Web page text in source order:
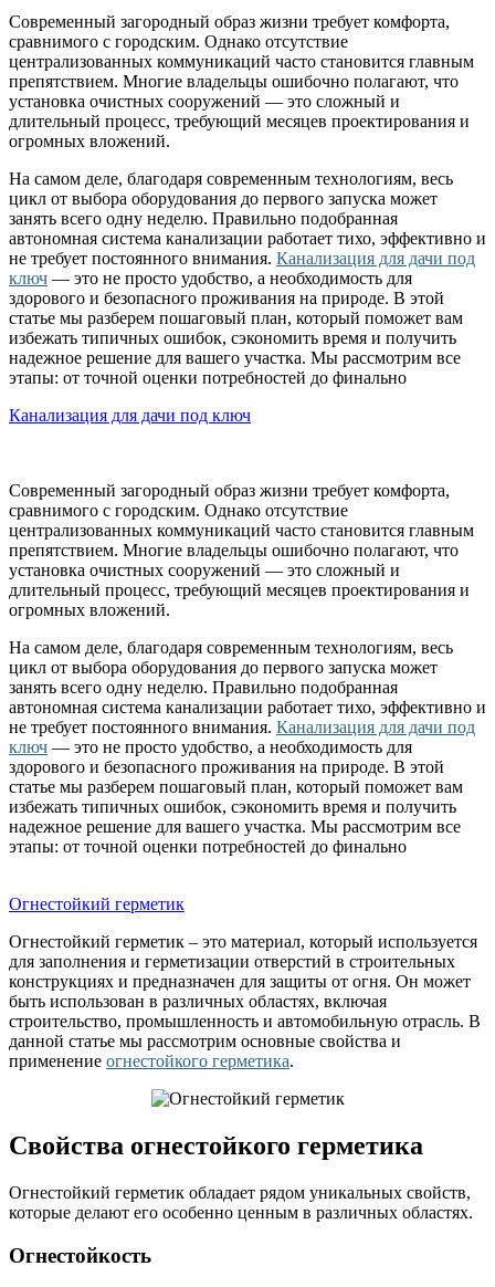
Современный загородный образ жизни требует комфорта,
сравнимого с городским. Однако отсутствие
централизованных коммуникаций часто становится главным
препятствием. Многие владельцы ошибочно полагают, что
установка очистных сооружений — это сложный и
длительный процесс, требующий месяцев проектирования и
огромных вложений.
На самом деле, благодаря современным технологиям, весь
цикл от выбора оборудования до первого запуска может
занять всего одну неделю. Правильно подобранная
автономная система канализации работает тихо, эффективно и
не требует постоянного внимания. Канализация для дачи под
ключ — это не просто удобство, а необходимость для
здорового и безопасного проживания на природе. В этой
статье мы разберем пошаговый план, который поможет вам
избежать типичных ошибок, сэкономить время и получить
надежное решение для вашего участка. Мы рассмотрим все
этапы: от точной оценки потребностей до финально
Канализация для дачи под ключ
Современный загородный образ жизни требует комфорта,
сравнимого с городским. Однако отсутствие
централизованных коммуникаций часто становится главным
препятствием. Многие владельцы ошибочно полагают, что
установка очистных сооружений — это сложный и
длительный процесс, требующий месяцев проектирования и
огромных вложений.
На самом деле, благодаря современным технологиям, весь
цикл от выбора оборудования до первого запуска может
занять всего одну неделю. Правильно подобранная
автономная система канализации работает тихо, эффективно и
не требует постоянного внимания. Канализация для дачи под
ключ — это не просто удобство, а необходимость для
здорового и безопасного проживания на природе. В этой
статье мы разберем пошаговый план, который поможет вам
избежать типичных ошибок, сэкономить время и получить
надежное решение для вашего участка. Мы рассмотрим все
этапы: от точной оценки потребностей до финально
Огнестойкий герметик
Огнестойкий герметик – это материал, который используется
для заполнения и герметизации отверстий в строительных
конструкциях и предназначен для защиты от огня. Он может
быть использован в различных областях, включая
строительство, промышленность и автомобильную отрасль. В
данной статье мы рассмотрим основные свойства и
применение огнестойкого герметика.
Свойства огнестойкого герметика
Огнестойкий герметик обладает рядом уникальных свойств,
которые делают его особенно ценным в различных областях.
Огнестойкость